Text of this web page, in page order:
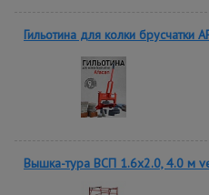
Гильотина для колки брусчатки
Вышка-тура ВСП 1.6х2.0, 4.0 м